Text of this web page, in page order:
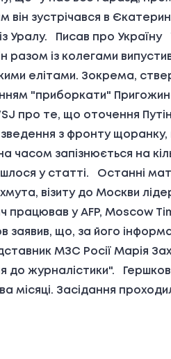
зустрічався в
із Уралу. Писав про
разом із колегами
елітами. Зокрема,
"приборкати"
про те, що оточення
зведення з фронту
часом запізнюється на
у статті. Останні
візиту до Москви
у AFP, Moscow
що, за його
МЗС Росії Марія
до журналістики".
місяці. Засідання